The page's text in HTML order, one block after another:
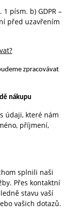
písm. b) GDPR –
před uzavřením
zpracovávat
nákupu
údaji, které nám
příjmení,
splnili naši
Přes kontaktní
stavu vaší
vašich dotazů.